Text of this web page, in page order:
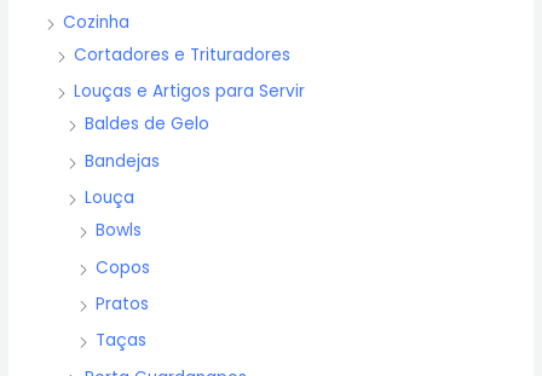
Cozinha
Cortadores e Trituradores
Louças e Artigos para Servir
Baldes de Gelo
Bandejas
Louça
Bowls
Copos
Pratos
Taças